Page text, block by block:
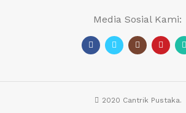
Media Sosial Kami:
2020 Cantrik Pustaka.